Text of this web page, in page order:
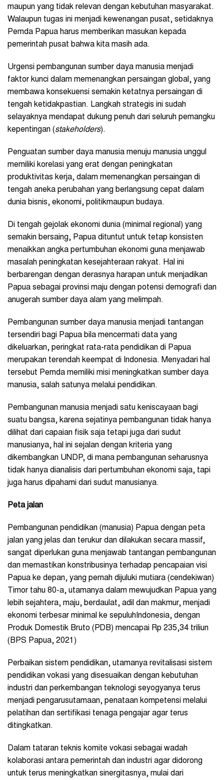
maupun yang tidak relevan dengan kebutuhan masyarakat.
Walaupun tugas ini menjadi kewenangan pusat, setidaknya
Pemda Papua harus memberikan masukan kepada
pemerintah pusat bahwa kita masih ada.
Urgensi pembangunan sumber daya manusia menjadi
faktor kunci dalam memenangkan persaingan global, yang
membawa konsekuensi semakin ketatnya persaingan di
tengah ketidakpastian. Langkah strategis ini sudah
selayaknya mendapat dukung penuh dari seluruh pemangku
kepentingan (stakeholders).
Penguatan sumber daya manusia menuju manusia unggul
memiliki korelasi yang erat dengan peningkatan
produktivitas kerja, dalam memenangkan persaingan di
tengah aneka perubahan yang berlangsung cepat dalam
dunia bisnis, ekonomi, politikmaupun budaya.
Di tengah gejolak ekonomi dunia (minimal regional) yang
semakin bersaing, Papua dituntut untuk tetap konsisten
menaikkan angka pertumbuhan ekonomi guna menjawab
masalah peningkatan kesejahteraan rakyat. Hal ini
berbarengan dengan derasnya harapan untuk menjadikan
Papua sebagai provinsi maju dengan potensi demografi dan
anugerah sumber daya alam yang melimpah.
Pembangunan sumber daya manusia menjadi tantangan
tersendiri bagi Papua bila mencermati data yang
dikeluarkan, peringkat rata-rata pendidikan di Papua
merupakan terendah keempat di Indonesia. Menyadari hal
tersebut Pemda memiliki misi meningkatkan sumber daya
manusia, salah satunya melalui pendidikan.
Pembangunan manusia menjadi satu keniscayaan bagi
suatu bangsa, karena sejatinya pembangunan tidak hanya
dilihat dari capaian fisik saja tetapi juga dari sudut
manusianya, hal ini sejalan dengan kriteria yang
dikembangkan UNDP, di mana pembangunan seharusnya
tidak hanya dianalisis dari pertumbuhan ekonomi saja, tapi
juga harus dipahami dari sudut manusianya.
Peta jalan
Pembangunan pendidikan (manusia) Papua dengan peta
jalan yang jelas dan terukur dan dilakukan secara massif,
sangat diperlukan guna menjawab tantangan pembangunan
dan memastikan konstribusinya terhadap pencapaian visi
Papua ke depan, yang pernah dijuluki mutiara (cendekiwan)
Timor tahu 80-a, utamanya dalam mewujudkan Papua yang
lebih sejahtera, maju, berdaulat, adil dan makmur, menjadi
ekonomi terbesar minimal ke sepuluhIndonesia, dengan
Produk Domestik Bruto (PDB) mencapai Rp 235,34 triliun
(BPS Papua, 2021)
Perbaikan sistem pendidikan, utamanya revitalisasi sistem
pendidikan vokasi yang disesuaikan dengan kebutuhan
industri dan perkembangan teknologi seyogyanya terus
menjadi pengarusutamaan, penataan kompetensi melalui
pelatihan dan sertifikasi tenaga pengajar agar terus
ditingkatkan.
Dalam tataran teknis komite vokasi sebagai wadah
kolaborasi antara pemerintah dan industri agar didorong
untuk terus meningkatkan sinergitasnya, mulai dari